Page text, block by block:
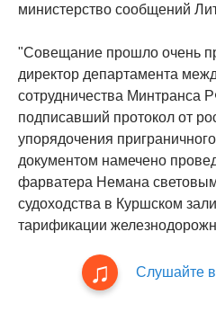
министерство сообщений
"Совещание прошло очень
директор департамента
сотрудничества Минтранса
подписавший протокол от
упорядочения
документом намечено
фарватера Немана
судоходства в Куршском
тарификации
Слушайте